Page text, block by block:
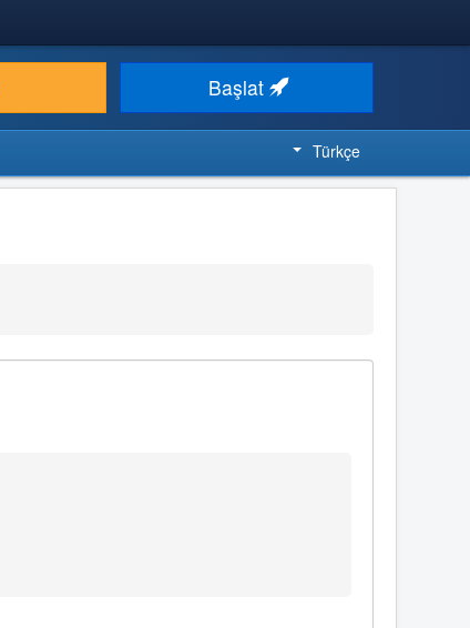
Başlat
Türkçe